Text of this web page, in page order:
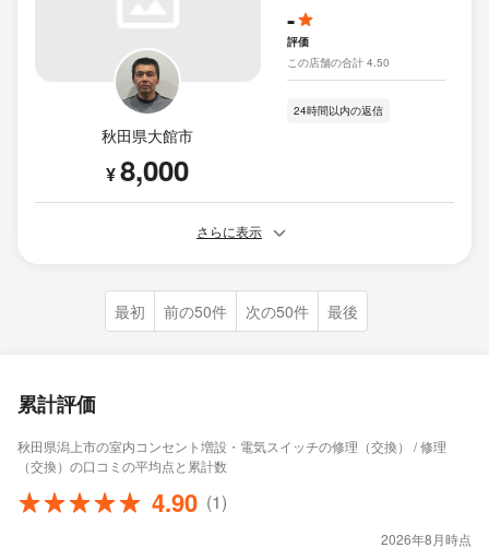
秋田県大館市
¥8,000
-
評価
この店舗の合計 4.50
24時間以内の返信
さらに表示
最初 前の50件 次の50件 最後
累計評価
秋田県潟上市の室内コンセント増設・電気スイッチの修理（交換） / 修理
（交換）の口コミの平均点と累計数
4.90 (1)
2026年8月時点